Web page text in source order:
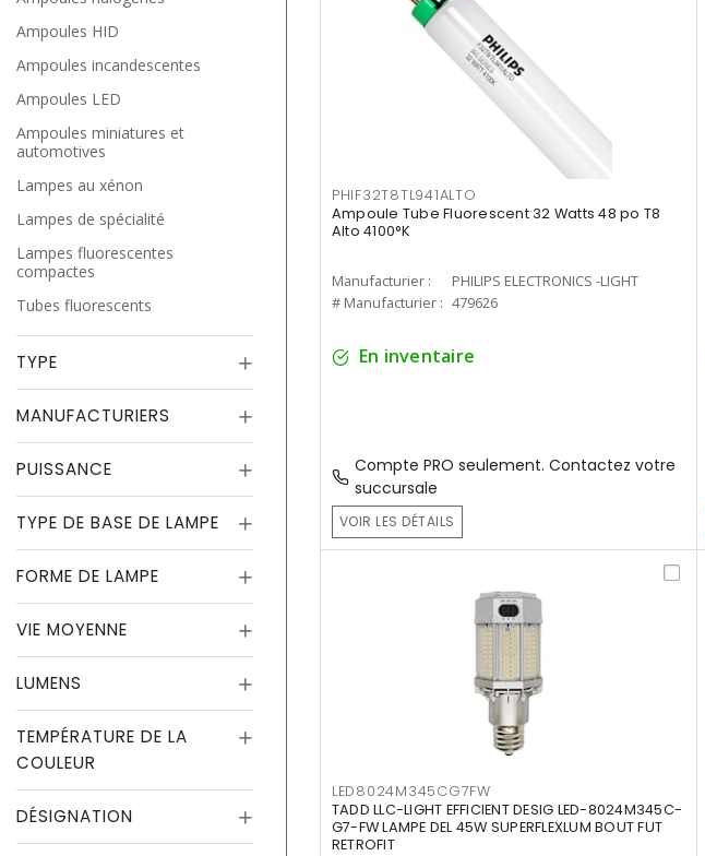
Ampoules HID
Ampoules incandescentes
Ampoules LED
Ampoules miniatures et
automotives
Lampes au xénon
Lampes de spécialité
Lampes fluorescentes
compactes
Tubes fluorescents
TYPE
MANUFACTURIERS
PUISSANCE
TYPE DE BASE DE LAMPE
FORME DE LAMPE
VIE MOYENNE
LUMENS
TEMPÉRATURE DE LA
COULEUR
DÉSIGNATION
PHIF32T8TL941ALTO
Ampoule Tube Fluorescent 32 Watts 48 po T8
Alto 4100°K
Manufacturier :
PHILIPS ELECTRONICS -LIGHT
# Manufacturier : 479626
En inventaire
Compte PRO seulement. Contactez votre
succursale
VOIR LES DÉTAILS
LED8024M345CG7FW
TADD LLC-LIGHT EFFICIENT DESIG LED-8024M345C-
G7-FW LAMPE DEL 45W SUPERFLEXLUM BOUT FUT
RETROFIT